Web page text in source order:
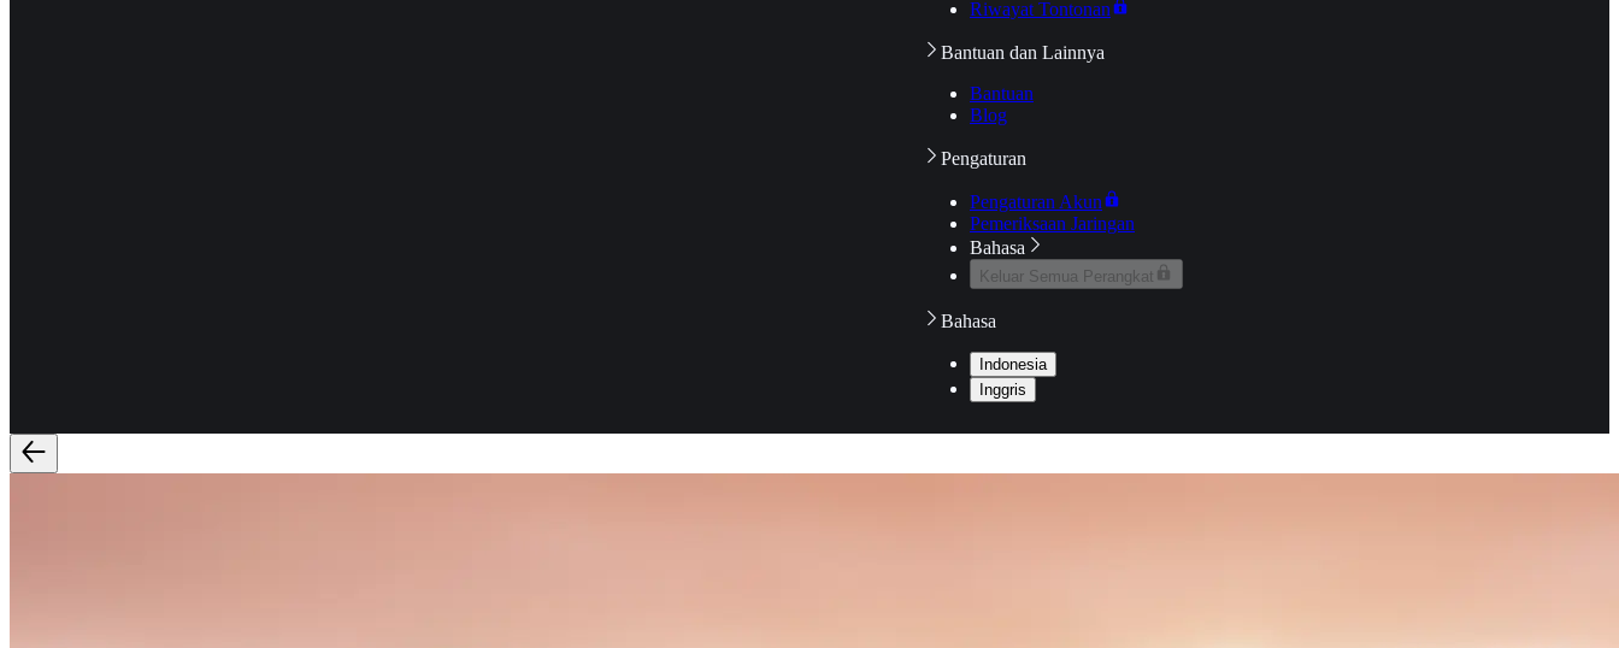
Riwayat Tontonan
Bantuan dan Lainnya
Bantuan
Blog
Pengaturan
Pengaturan Akun
Pemeriksaan Jaringan
Bahasa
Keluar Semua Perangkat
Bahasa
Indonesia
Inggris